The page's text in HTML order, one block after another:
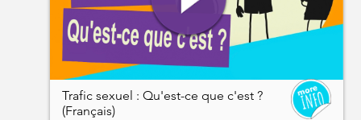
Trafic sexuel : Qu'est-ce que c'est ?
(Français)